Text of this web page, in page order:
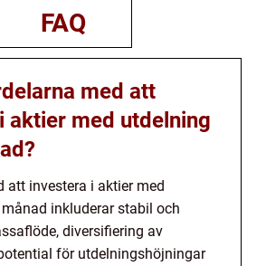
FAQ
med att
aktier med utdelning
att investera i aktier med
inkluderar stabil och
diversifiering av
för utdelningshöjningar